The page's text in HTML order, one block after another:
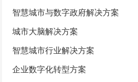
智慧城市与数字政府解决方案
城市大脑解决方案
智慧城市行业解决方案
企业数字化转型方案